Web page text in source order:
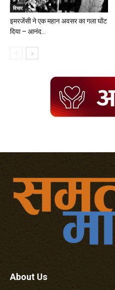
विचार
इमरजेंसी ने एक महान अवसर का गला घोंट
दिया – आनंद...
About Us